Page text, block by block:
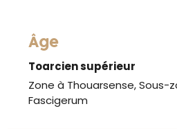
Âge
Toarcien supérieur
Zone à Thouarsense, Sous-
Fascigerum